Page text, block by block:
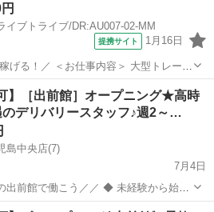
イブトライブ/DR:AU007-02-MM
提携サイト 1月16日
＞ 大型トレーラ
運転および付帯業務） ■車種・内
の他 ■配送先：ヤマト運輸(姶良)センタ
駅 デリバリー
】［出前館］オープニング★高時
デリバリースタッフ♪週2～…
中央店(7)
7月4日
働こう／／ ◆ 未経験から始め
!! 分からないことは先輩STAFFが丁寧
リー スタッフ